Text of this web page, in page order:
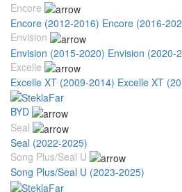
Encore
Encore (2012-2016) Encore (2016-
Envision
Envision (2015-2020) Envision (2020-
Excelle
Excelle XT (2009-2014) Excelle XT
BYD
Seal
Seal (2022-2025)
Song Plus/Seal U
Song Plus/Seal U (2023-2025)